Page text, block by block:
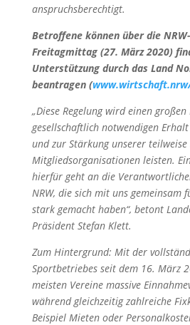
anspruchsberechtigt.
Betroffene können über die
Freitagmittag (27. März 2020)
Unterstützung durch das Land
beantragen (
„Diese Regelung wird einen
gesellschaftlich notwendigen
und zur Stärkung unserer
Mitgliedsorganisationen leisten.
hierfür geht an die
NRW, die sich mit uns gemeinsam
stark gemacht haben“, betont
Präsident Stefan Klett.
Zum Hintergrund: Mit der
Sportbetriebes seit dem 16. März
meisten Vereine massive
während gleichzeitig zahlreiche
Beispiel Mieten oder